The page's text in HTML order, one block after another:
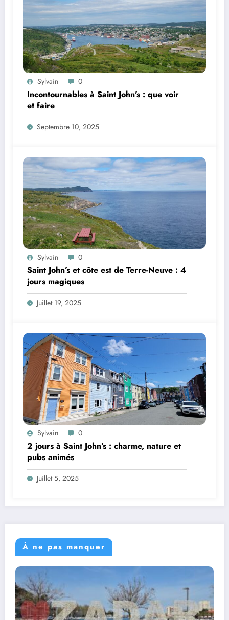
Sylvain 0
Incontournables à Saint John’s : que voir
et faire
Septembre 10, 2025
Sylvain 0
Saint John’s et côte est de Terre-Neuve : 4
jours magiques
Juillet 19, 2025
Sylvain 0
2 jours à Saint John’s : charme, nature et
pubs animés
Juillet 5, 2025
À ne pas manquer